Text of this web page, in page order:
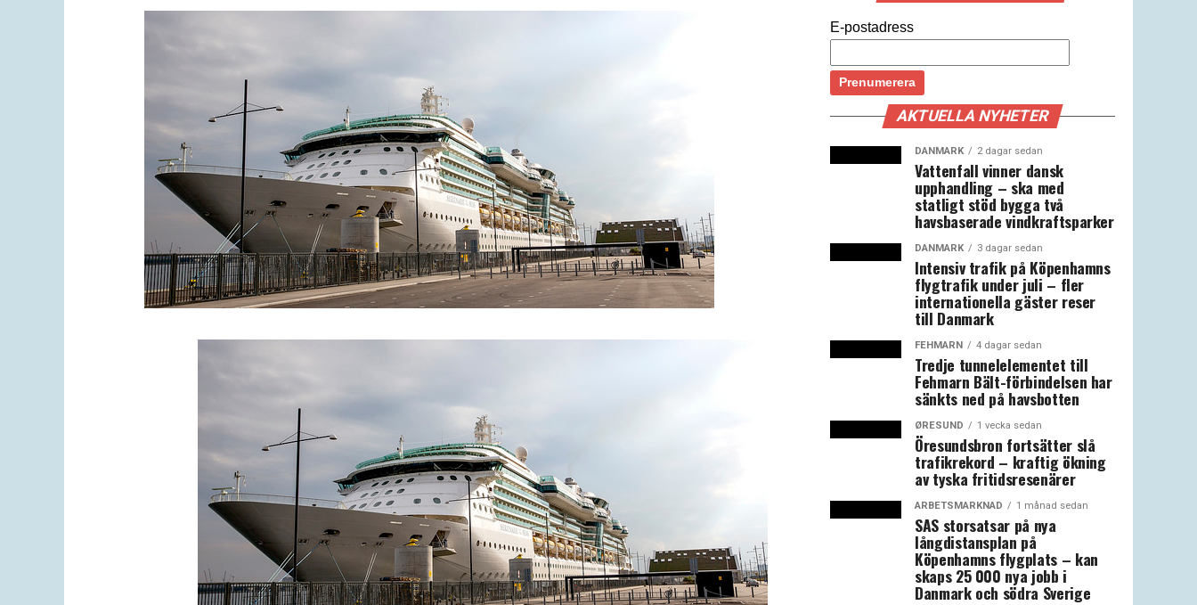
E-postadress
AKTUELLA NYHETER
DANMARK 2 dagar sedan
Vattenfall vinner dansk
upphandling – ska med
statligt stöd bygga två
havsbaserade vindkraftsparker
DANMARK 3 dagar sedan
Intensiv trafik på Köpenhamns
flygtrafik under juli – fler
internationella gäster reser
till Danmark
FEHMARN 4 dagar sedan
Tredje tunnelelementet till
Fehmarn Bält-förbindelsen har
sänkts ned på havsbotten
ØRESUND 1 vecka sedan
Öresundsbron fortsätter slå
trafikrekord – kraftig ökning
av tyska fritidsresenärer
ARBETSMARKNAD 1 månad sedan
SAS storsatsar på nya
långdistansplan på
Köpenhamns flygplats – kan
skaps 25 000 nya jobb i
Danmark och södra Sverige